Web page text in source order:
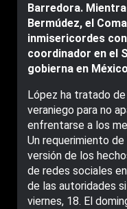
Barredora.
Bermúdez, el
inmisericordes
coordinador en el
gobierna en
López ha tratado
veraniego para no
enfrentarse a los
Un requerimiento
versión de los
de redes sociales
de las autoridades
viernes, 18. El